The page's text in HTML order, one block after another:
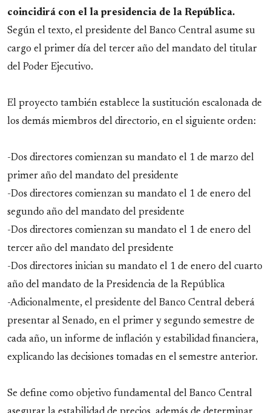
coincidirá con el la presidencia de la República.
Según el texto, el presidente del Banco Central asume su
cargo el primer día del tercer año del mandato del titular
del Poder Ejecutivo.
El proyecto también establece la sustitución escalonada de
los demás miembros del directorio, en el siguiente orden:
-Dos directores comienzan su mandato el 1 de marzo del
primer año del mandato del presidente
-Dos directores comienzan su mandato el 1 de enero del
segundo año del mandato del presidente
-Dos directores comienzan su mandato el 1 de enero del
tercer año del mandato del presidente
-Dos directores inician su mandato el 1 de enero del cuarto
año del mandato de la Presidencia de la República
-Adicionalmente, el presidente del Banco Central deberá
presentar al Senado, en el primer y segundo semestre de
cada año, un informe de inflación y estabilidad financiera,
explicando las decisiones tomadas en el semestre anterior.
Se define como objetivo fundamental del Banco Central